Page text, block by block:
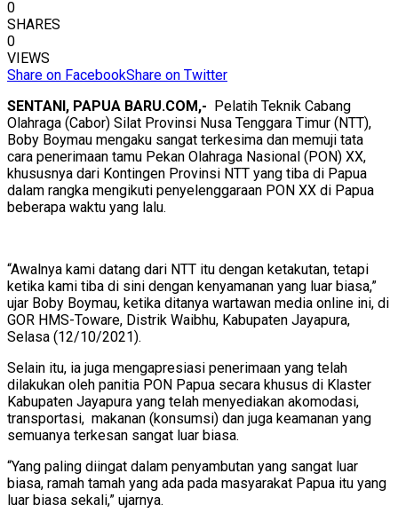
0
SHARES
0
VIEWS
Share on FacebookShare on Twitter
SENTANI, PAPUA BARU.COM,- Pelatih Teknik Cabang
Olahraga (Cabor) Silat Provinsi Nusa Tenggara Timur (NTT),
Boby Boymau mengaku sangat terkesima dan memuji tata
cara penerimaan tamu Pekan Olahraga Nasional (PON) XX,
khususnya dari Kontingen Provinsi NTT yang tiba di Papua
dalam rangka mengikuti penyelenggaraan PON XX di Papua
beberapa waktu yang lalu.
“Awalnya kami datang dari NTT itu dengan ketakutan, tetapi
ketika kami tiba di sini dengan kenyamanan yang luar biasa,”
ujar Boby Boymau, ketika ditanya wartawan media online ini, di
GOR HMS-Toware, Distrik Waibhu, Kabupaten Jayapura,
Selasa (12/10/2021).
Selain itu, ia juga mengapresiasi penerimaan yang telah
dilakukan oleh panitia PON Papua secara khusus di Klaster
Kabupaten Jayapura yang telah menyediakan akomodasi,
transportasi, makanan (konsumsi) dan juga keamanan yang
semuanya terkesan sangat luar biasa.
“Yang paling diingat dalam penyambutan yang sangat luar
biasa, ramah tamah yang ada pada masyarakat Papua itu yang
luar biasa sekali,” ujarnya.